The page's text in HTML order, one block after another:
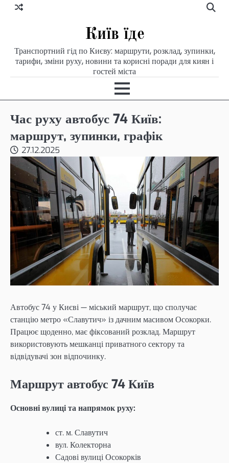
Київ їде
Транспортний гід по Києву: маршрути, розклад, зупинки,
тарифи, зміни руху, новини та корисні поради для киян і
гостей міста
Час руху автобус 74 Київ:
маршрут, зупинки, графік
27.12.2025
Автобус 74 у Києві — міський маршрут, що сполучає
станцію метро «Славутич» із дачним масивом Осокорки.
Працює щоденно, має фіксований розклад. Маршрут
використовують мешканці приватного сектору та
відвідувачі зон відпочинку.
Маршрут автобус 74 Київ
Основні вулиці та напрямок руху:
ст. м. Славутич
вул. Колекторна
Садові вулиці Осокорків